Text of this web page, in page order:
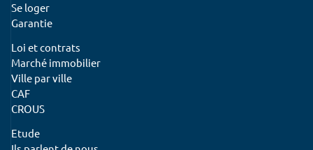
Se loger
Garantie
Loi et contrats
Marché immobilier
Ville par ville
CAF
CROUS
Etude